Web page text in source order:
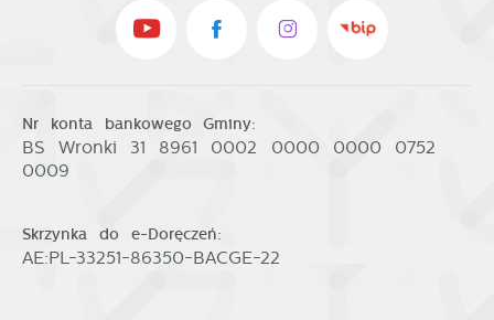
Nr konta bankowego Gminy:
BS Wronki 31 8961 0002 0000 0000 0752
0009
Skrzynka do e-Doręczeń:
AE:PL-33251-86350-BACGE-22